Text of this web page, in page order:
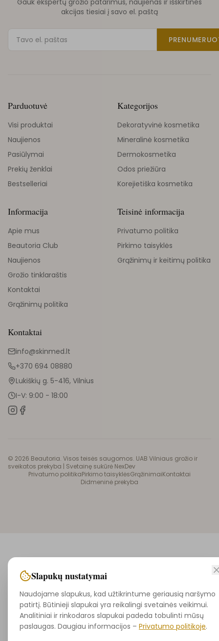
Gauk ekspertų grožio patarimus, naujienas ir išskirtines
akcijas tiesiai į savo el. paštą
Parduotuvė
Visi produktai
Naujienos
Pasiūlymai
Prekių ženklai
Bestselleriai
Kategorijos
Dekoratyvinė kosmetika
Mineralinė kosmetika
Dermokosmetika
Odos priežiūra
Korejietiška kosmetika
Informacija
Apie mus
Beautoria Club
Naujienos
Grožio tinklaraštis
Kontaktai
Grąžinimų politika
Teisinė informacija
Privatumo politika
Pirkimo taisyklės
Grąžinimų ir keitimų politika
Kontaktai
info@skinmed.lt
+370 694 08880
Lukiškių g. 5-416, Vilnius
I-V: 9:00 - 18:00
© 2026 Beautoria. Visos teisės saugomos. UAB Vilniaus grožio ir
sveikatos prekyba | Svetainę sukūrė NexDev
Privatumo politikaPirkimo taisyklėsGrąžinimaiKontaktai
Didmeninė prekyba
Slapukų nustatymai
Naudojame slapukus, kad užtikrintume geriausią naršymo
patirtį. Būtinieji slapukai yra reikalingi svetainės veikimui.
Analitiniai ir rinkodaros slapukai padeda tobulinti mūsų
paslaugas. Daugiau informacijos – Privatumo politikoje.